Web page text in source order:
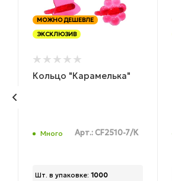
МОЖНО ДЕШЕВЛЕ
ЭКСКЛЮЗИВ
Кольцо "Карамелька"
Много Арт.: CF2510-7/К
Шт. в упаковке: 1000